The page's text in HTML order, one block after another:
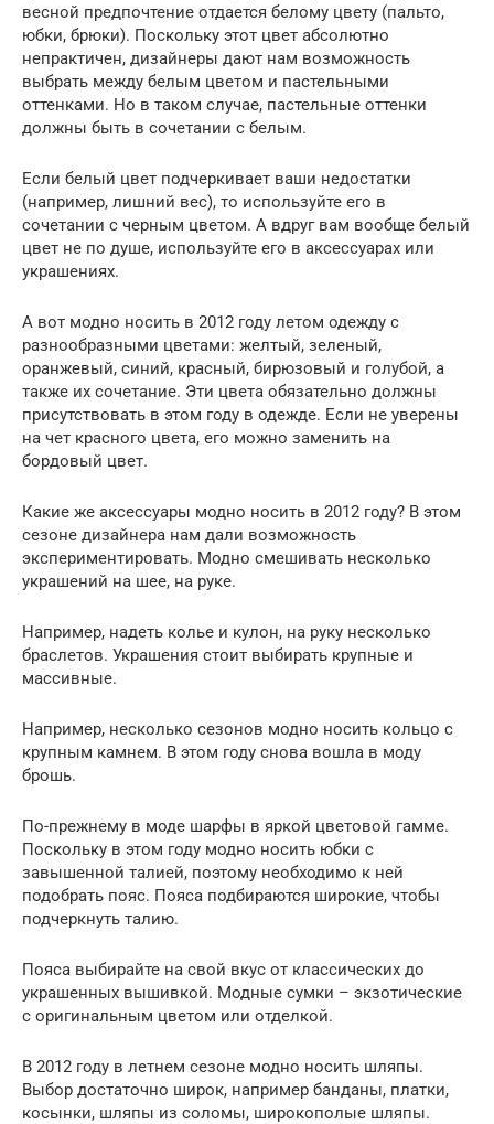
весной предпочтение отдается белому цвету (пальто,
юбки, брюки). Поскольку этот цвет абсолютно
непрактичен, дизайнеры дают нам возможность
выбрать между белым цветом и пастельными
оттенками. Но в таком случае, пастельные оттенки
должны быть в сочетании с белым.
Если белый цвет подчеркивает ваши недостатки
(например, лишний вес), то используйте его в
сочетании с черным цветом. А вдруг вам вообще белый
цвет не по душе, используйте его в аксессуарах или
украшениях.
А вот модно носить в 2012 году летом одежду с
разнообразными цветами: желтый, зеленый,
оранжевый, синий, красный, бирюзовый и голубой, а
также их сочетание. Эти цвета обязательно должны
присутствовать в этом году в одежде. Если не уверены
на чет красного цвета, его можно заменить на
бордовый цвет.
Какие же аксессуары модно носить в 2012 году? В этом
сезоне дизайнера нам дали возможность
экспериментировать. Модно смешивать несколько
украшений на шее, на руке.
Например, надеть колье и кулон, на руку несколько
браслетов. Украшения стоит выбирать крупные и
массивные.
Например, несколько сезонов модно носить кольцо с
крупным камнем. В этом году снова вошла в моду
брошь.
По-прежнему в моде шарфы в яркой цветовой гамме.
Поскольку в этом году модно носить юбки с
завышенной талией, поэтому необходимо к ней
подобрать пояс. Пояса подбираются широкие, чтобы
подчеркнуть талию.
Пояса выбирайте на свой вкус от классических до
украшенных вышивкой. Модные сумки – экзотические
с оригинальным цветом или отделкой.
В 2012 году в летнем сезоне модно носить шляпы.
Выбор достаточно широк, например банданы, платки,
косынки, шляпы из соломы, широкополые шляпы.